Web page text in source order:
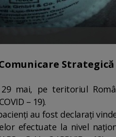
29 mai, pe teritoriul
– 19).
au fost declarați
efectuate la nivel